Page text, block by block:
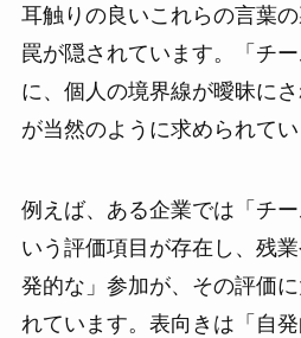
耳触りの良いこれらの言葉
罠が隠されています。「チ
に、個人の境界線が曖昧に
が当然のように求められてい
例えば、ある企業では「チ
いう評価項目が存在し、残
発的な」参加が、その評価
れています。表向きは「自